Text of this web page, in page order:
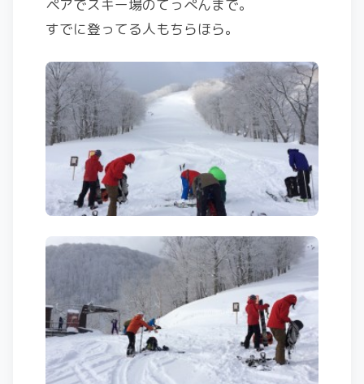
ペアでスキー場のてっぺんまで。
すでに登ってる人もちらほら。